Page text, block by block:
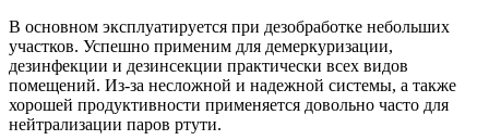
В основном эксплуатируется при дезобработке небольших
участков. Успешно применим для демеркуризации,
дезинфекции и дезинсекции практически всех видов
помещений. Из-за несложной и надежной системы, а также
хорошей продуктивности применяется довольно часто для
нейтрализации паров ртути.